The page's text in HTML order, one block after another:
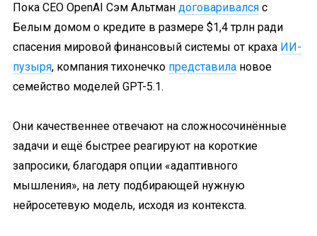
Пока CEO OpenAI Сэм Альтман договаривался с
Белым домом о кредите в размере $1,4 трлн ради
спасения мировой финансовый системы от краха ИИ-
пузыря, компания тихонечко представила новое
семейство моделей GPT-5.1.
Они качественнее отвечают на сложносочинённые
задачи и ещё быстрее реагируют на короткие
запросики, благодаря опции «адаптивного
мышления», на лету подбирающей нужную
нейросетевую модель, исходя из контекста.